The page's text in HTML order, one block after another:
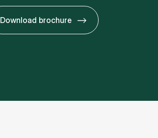
Download brochure